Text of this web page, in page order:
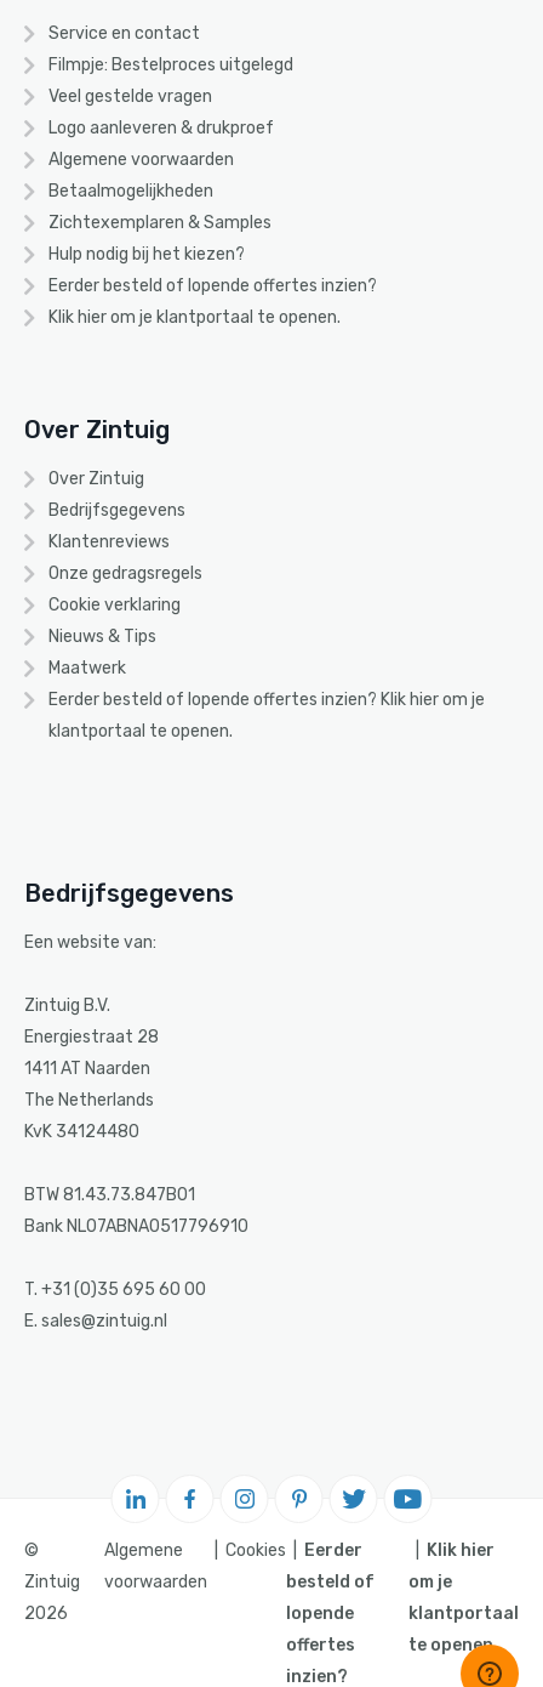
Service en contact
Filmpje: Bestelproces uitgelegd
Veel gestelde vragen
Logo aanleveren & drukproef
Algemene voorwaarden
Betaalmogelijkheden
Zichtexemplaren & Samples
Hulp nodig bij het kiezen?
Eerder besteld of lopende offertes inzien?
Klik hier om je klantportaal te openen.
Over Zintuig
Over Zintuig
Bedrijfsgegevens
Klantenreviews
Onze gedragsregels
Cookie verklaring
Nieuws & Tips
Maatwerk
Eerder besteld of lopende offertes inzien? Klik hierom je
klantportaal te openen.
Bedrijfsgegevens
Een website van:
Zintuig B.V.
Energiestraat 28
1411 AT Naarden
The Netherlands
KvK 34124480
BTW 81.43.73.847B01
Bank NL07ABNA0517796910
T. +31 (0)35 695 60 00
E. sales@zintuig.nl
©
Zintuig
2026
Algemene
voorwaarden
Cookies
Eerder
besteld of
lopende
offertes
inzien?
Klik hier
om je
klantportaal
te openen.